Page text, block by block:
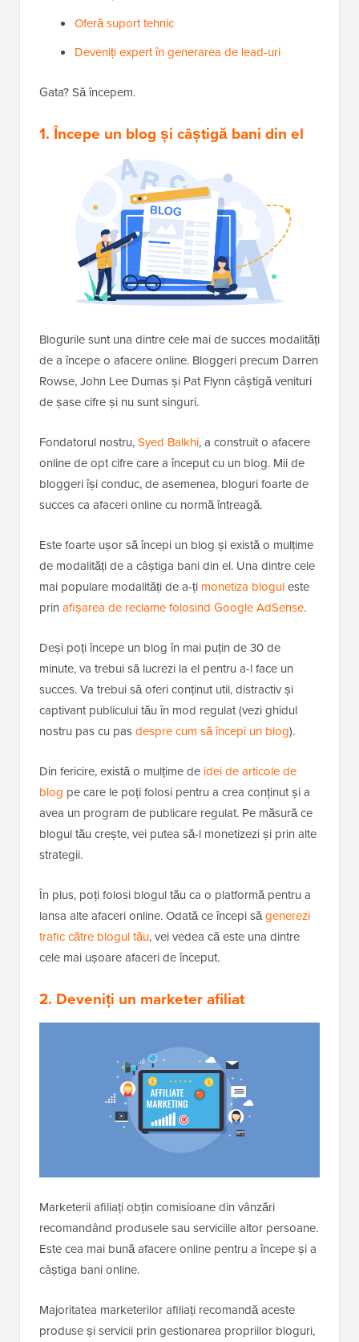
Oferă suport tehnic
Deveniți expert în generarea de lead-uri
Gata? Să începem.
1. Începe un blog și câștigă bani din el
Blogurile sunt una dintre cele mai de succes modalități
de a începe o afacere online. Bloggeri precum Darren
Rowse, John Lee Dumas și Pat Flynn câștigă venituri
de șase cifre și nu sunt singuri.
Fondatorul nostru,Syed Balkhi, a construit o afacere
online de opt cifre care a început cu un blog. Mii de
bloggeri își conduc, de asemenea, bloguri foarte de
succes ca afaceri online cu normă întreagă.
Este foarte ușor să începi un blog și există o mulțime
de modalități de a câștiga bani din el. Una dintre cele
mai populare modalități de a-ți monetiza bloguleste
prin afișarea de reclame folosind Google AdSense.
Deși poți începe un blog în mai puțin de 30 de
minute, va trebui să lucrezi la el pentru a-l face un
succes. Va trebui să oferi conținut util, distractiv și
captivant publicului tău în mod regulat (vezi ghidul
nostru pas cu pasdespre cum să începi un blog).
Din fericire, există o mulțime de idei de articole de
blog pe care le poți folosi pentru a crea conținut și a
avea un program de publicare regulat. Pe măsură ce
blogul tău crește, vei putea să-l monetizezi și prin alte
strategii.
În plus, poți folosi blogul tău ca o platformă pentru a
lansa alte afaceri online. Odată ce începi săgenerezi
trafic către blogul tău, vei vedea că este una dintre
cele mai ușoare afaceri de început.
2. Deveniți un marketer afiliat
Marketerii afiliați obțin comisioane din vânzări
recomandând produsele sau serviciile altor persoane.
Este cea mai bună afacere online pentru a începe și a
câștiga bani online.
Majoritatea marketerilor afiliați recomandă aceste
produse și servicii prin gestionarea propriilor bloguri,